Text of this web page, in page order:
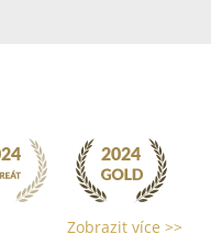
Zobrazit více >>